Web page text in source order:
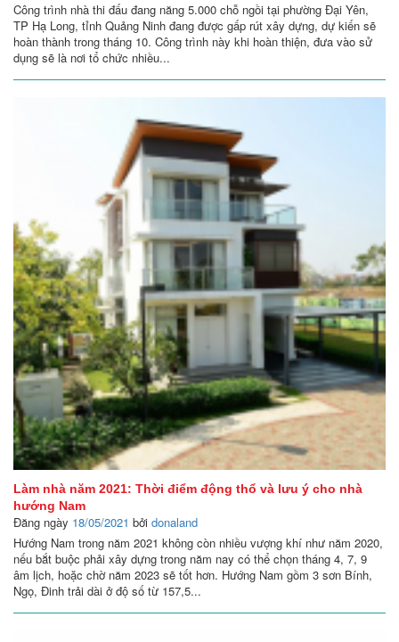
Công trình nhà thi đấu đang năng 5.000 chỗ ngồi tại phường Đại Yên,
TP Hạ Long, tỉnh Quảng Ninh đang được gấp rút xây dựng, dự kiến sẽ
hoàn thành trong tháng 10. Công trình này khi hoàn thiện, đưa vào sử
dụng sẽ là nơi tổ chức nhiều...
Làm nhà năm 2021: Thời điểm động thổ và lưu ý cho nhà
hướng Nam
Đăng ngày 18/05/2021 bởi donaland
Hướng Nam trong năm 2021 không còn nhiều vượng khí như năm 2020,
nếu bắt buộc phải xây dựng trong năm nay có thể chọn tháng 4, 7, 9
âm lịch, hoặc chờ năm 2023 sẽ tốt hơn. Hướng Nam gồm 3 sơn Bính,
Ngọ, Đinh trải dài ở độ số từ 157,5...